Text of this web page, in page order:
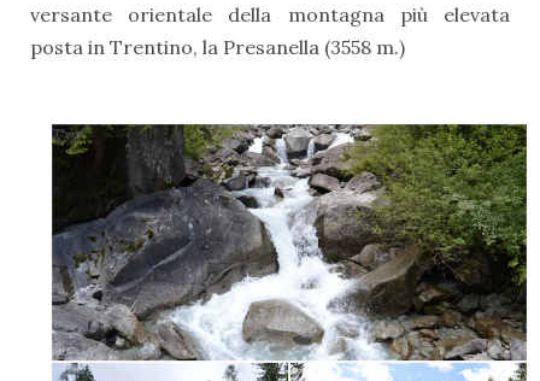
versante orientale della montagna più elevata
posta in Trentino, la Presanella (3558 m.)